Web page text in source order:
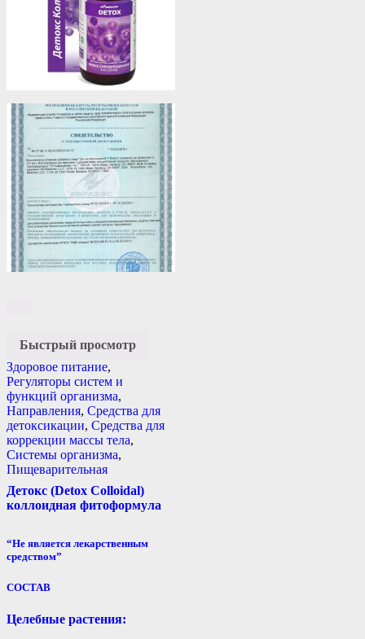
Быстрый просмотр
Здоровое питание,
Регуляторы систем и
функций организма,
Направления, Средства для
детоксикации, Средства для
коррекции массы тела,
Системы организма,
Пищеварительная
Детокс (Detox Colloidal)
коллоидная фитоформула
“Не является лекарственным
средством”
СОСТАВ
Целебные растения: